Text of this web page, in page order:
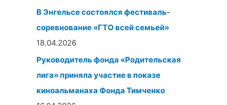
В Энгельсе состоялся фестиваль-
соревнование «ГТО всей семьей»
18.04.2026
Руководитель фонда «Родительская
лига» приняла участие в показе
киноальманаха Фонда Тимченко